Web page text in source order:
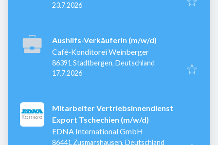
Deutschland
Veröffentlicht
23.7.2026
Aushilfs-Verkäuferin (m/w/d)
Café-Konditorei Weinberger
86391 Stadtbergen, Deutschland
Veröffentlicht
17.7.2026
Mitarbeiter Vertriebsinnendienst
Export Tschechien (m/w/d)
EDNA International GmbH
86441 Zusmarshausen, Deutschland